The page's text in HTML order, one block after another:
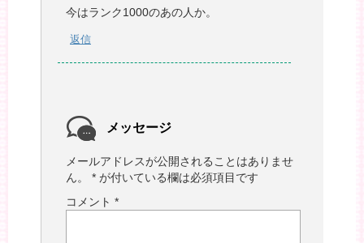
今はランク1000のあの人か。
返信
メッセージ
メールアドレスが公開されることはありませ
ん。
* が付いている欄は必須項目です
コメント *